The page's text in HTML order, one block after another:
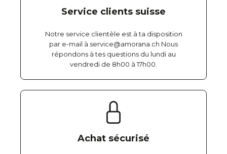
Service clients suisse
Notre service clientèle est à ta disposition
par e-mail à service@amorana.ch Nous
répondons à tes questions du lundi au
vendredi de 8h00 à 17h00.
Achat sécurisé